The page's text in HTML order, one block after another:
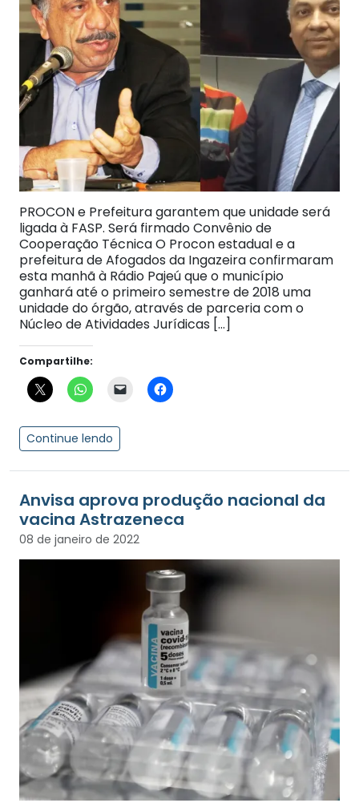
PROCON e Prefeitura garantem que unidade será
ligada à FASP. Será firmado Convênio de
Cooperação Técnica O Procon estadual e a
prefeitura de Afogados da Ingazeira confirmaram
esta manhã à Rádio Pajeú que o município
ganhará até o primeiro semestre de 2018 uma
unidade do órgão, através de parceria com o
Núcleo de Atividades Jurídicas […]
Compartilhe:
Continue lendo
Anvisa aprova produção nacional da
vacina Astrazeneca
08 de janeiro de 2022